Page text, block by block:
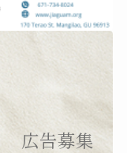
広告募集